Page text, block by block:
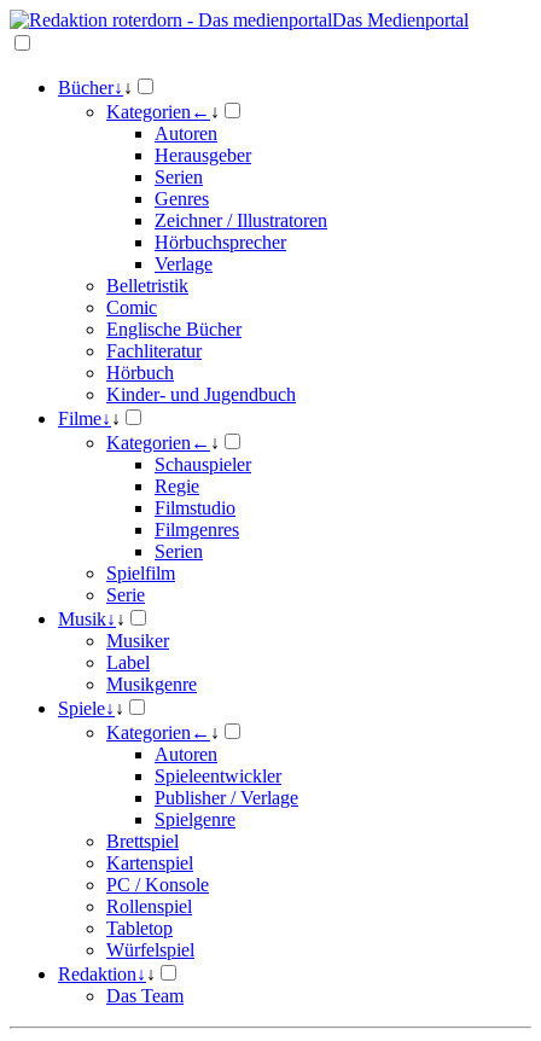
Das Medienportal
Bücher↓ ↓
Kategorien ← ↓
Autoren
Herausgeber
Serien
Genres
Zeichner / Illustratoren
Hörbuchsprecher
Verlage
Belletristik
Comic
Englische Bücher
Fachliteratur
Hörbuch
Kinder- und Jugendbuch
Filme↓ ↓
Kategorien ← ↓
Schauspieler
Regie
Filmstudio
Filmgenres
Serien
Spielfilm
Serie
Musik↓ ↓
Musiker
Label
Musikgenre
Spiele↓ ↓
Kategorien ← ↓
Autoren
Spieleentwickler
Publisher / Verlage
Spielgenre
Brettspiel
Kartenspiel
PC / Konsole
Rollenspiel
Tabletop
Würfelspiel
Redaktion↓ ↓
Das Team